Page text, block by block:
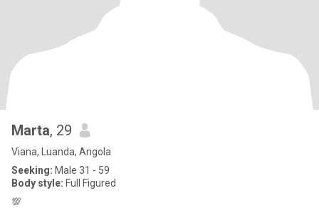
Marta, 29
Viana, Luanda, Angola
Seeking: Male 31 - 59
Body style: Full Figured
💯